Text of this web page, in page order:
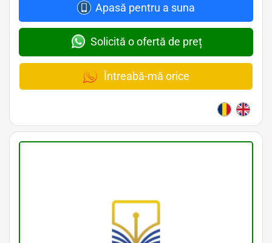
Apasă pentru a suna
Solicită o ofertă de preț
Întreabă-mă orice